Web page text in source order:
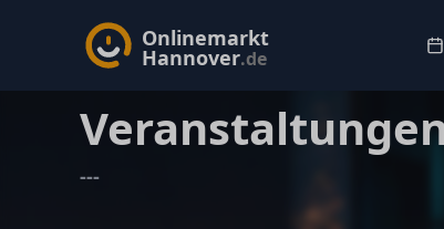
Onlinemarkt
Hannover.de
---